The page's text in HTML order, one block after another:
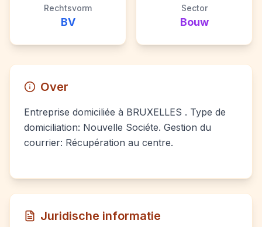
Rechtsvorm
BV
Sector
Bouw
Over
Entreprise domiciliée à BRUXELLES . Type de
domiciliation: Nouvelle Sociéte. Gestion du
courrier: Récupération au centre.
Juridische informatie